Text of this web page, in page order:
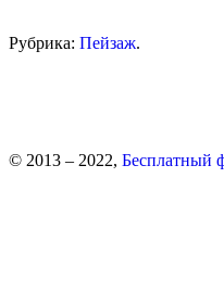
Рубрика: Пейзаж.
© 2013 – 2022, Бесплатный